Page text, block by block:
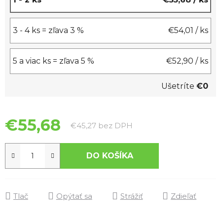
3 - 4 ks = zľava 3 % €54,01 / ks
5 a viac ks = zľava 5 % €52,90 / ks
Ušetríte €0
€55,68 €45,27 bez DPH
DO KOŠÍKA
Tlač Opýtať sa Strážiť Zdieľať